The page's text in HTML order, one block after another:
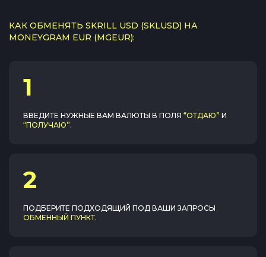
КАК ОБМЕНЯТЬ SKRILL USD (SKLUSD) НА
MONEYGRAM EUR (MGEUR):
1
ВВЕДИТЕ НУЖНЫЕ ВАМ ВАЛЮТЫ В ПОЛЯ “ОТДАЮ” И
“ПОЛУЧАЮ”.
2
ПОДБЕРИТЕ ПОДХОДЯЩИЙ ПОД ВАШИ ЗАПРОСЫ
ОБМЕННЫЙ ПУНКТ.